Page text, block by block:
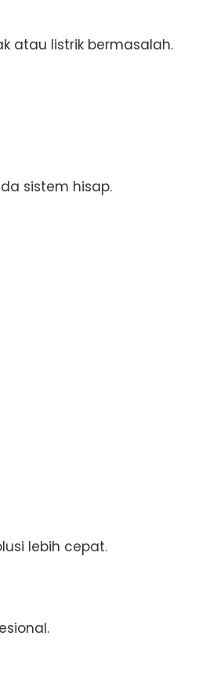
atau listrik bermasalah.
sistem hisap.
lebih cepat.